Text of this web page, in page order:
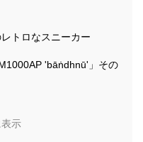
トロなスニーカー
'bāṅdhnū'」その
示